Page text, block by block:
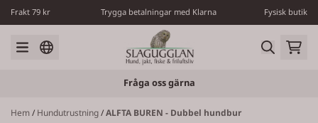
Hoppa till innehåll
Frakt 79 kr Trygga betalningar med Klarna Fysisk butik
Fråga oss gärna
Hem/ Hundutrustning/ALFTA BUREN - Dubbel hundbur